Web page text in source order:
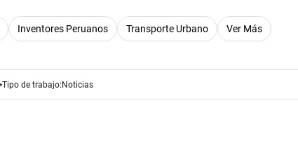
Inventores Peruanos Transporte Urbano Ver Más
Tipo de trabajo:Noticias